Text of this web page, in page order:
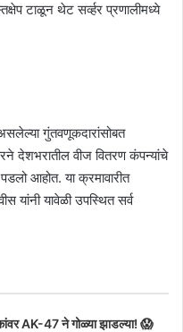
टाळून थेट सर्व्हर प्रणालीमध्ये
गुंतवणूकदारांसोबत
देशभरातील वीज वितरण कंपन्यांचे
आहोत. या क्रमावारीत
यांनी यावेळी उपस्थित सर्व
AK-47 ने गोळ्या झाडल्या! 😱